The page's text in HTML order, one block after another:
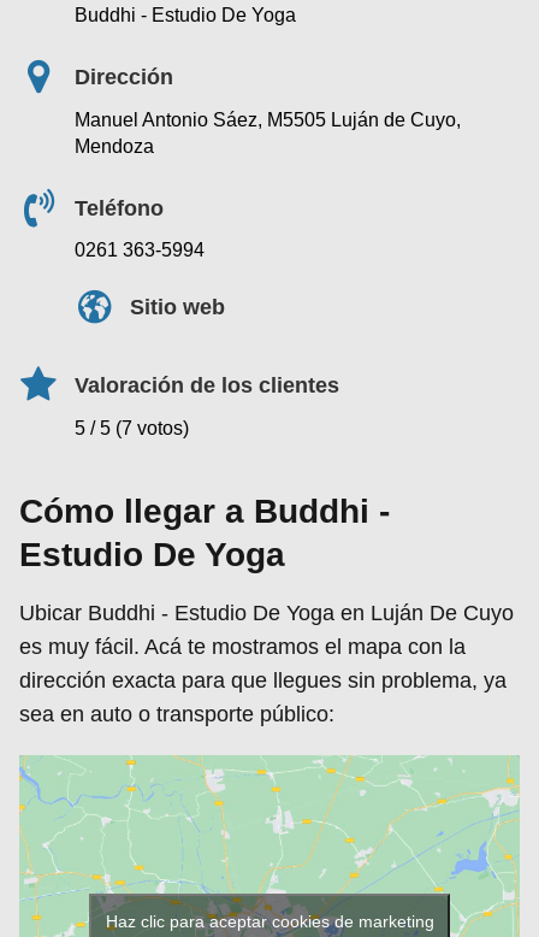
Buddhi - Estudio De Yoga
Dirección
Manuel Antonio Sáez, M5505 Luján de Cuyo,
Mendoza
Teléfono
0261 363-5994
Sitio web
Valoración de los clientes
5 / 5 (7 votos)
Cómo llegar a Buddhi -
Estudio De Yoga
Ubicar Buddhi - Estudio De Yoga en Luján De Cuyo
es muy fácil. Acá te mostramos el mapa con la
dirección exacta para que llegues sin problema, ya
sea en auto o transporte público:
Haz clic para aceptar cookies de marketing